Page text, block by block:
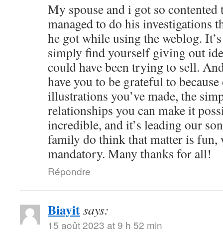
My spouse and i got so contented
managed to do his investigations
he got while using the weblog.
simply find yourself giving out
could have been trying to sell.
have you to be grateful to
illustrations you’ve made, the
relationships you can make it
incredible, and it’s leading our
family do think that matter is
mandatory. Many thanks for all!
Répondre
Biayitsays:
15 août 2023 at 9 h 52 min